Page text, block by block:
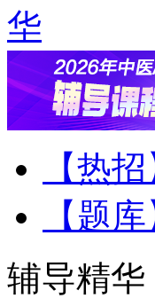
华
【热
【题
辅导精华